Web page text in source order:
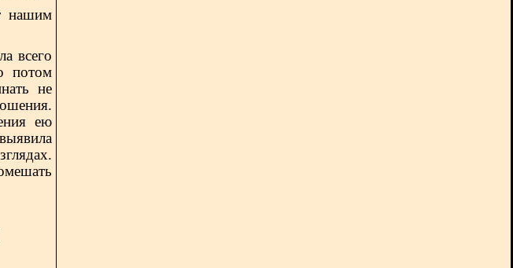
нашим
всего
потом
не
ею